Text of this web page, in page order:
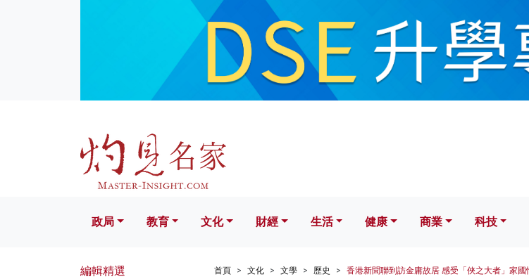
文化 財經 生活 健康 科技
政局 教育 文化 財經 生活 健康 商業 科技
首頁 文化 文學 歷史 香港新聞聯到訪金庸故居 感受「俠之大者」家國
編輯精選